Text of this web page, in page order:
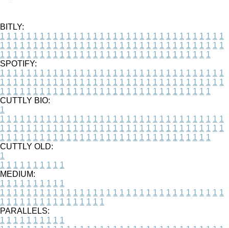
BITLY:
1 1 1 1 1 1 1 1 1 1 1 1 1 1 1 1 1 1 1 1 1 1 1 1 1 1 1 1 1 1 1 1 1 1
1 1 1 1 1 1 1 1 1 1 1 1 1 1 1 1 1 1 1 1 1 1 1 1 1 1 1 1 1 1 1 1 1 1
1 1 1 1 1 1 1 1 1 1 1 1 1 1 1 1 1 1 1 1 1 1 1 1 1 1 1 1 1 1 1 1
SPOTIFY:
1 1 1 1 1 1 1 1 1 1 1 1 1 1 1 1 1 1 1 1 1 1 1 1 1 1 1 1 1 1 1 1 1 1
1 1 1 1 1 1 1 1 1 1 1 1 1 1 1 1 1 1 1 1 1 1 1 1 1 1 1 1 1 1 1 1 1 1
1 1 1 1 1 1 1 1 1 1 1 1 1 1 1 1 1 1 1 1 1 1 1 1 1 1 1 1 1 1 1 1
CUTTLY BIO:
1
1 1 1 1 1 1 1 1 1 1 1 1 1 1 1 1 1 1 1 1 1 1 1 1 1 1 1 1 1 1 1 1 1 1
1 1 1 1 1 1 1 1 1 1 1 1 1 1 1 1 1 1 1 1 1 1 1 1 1 1 1 1 1 1 1 1 1 1
1 1 1 1 1 1 1 1 1 1 1 1 1 1 1 1 1 1 1 1 1 1 1 1 1 1 1 1 1 1 1 1
CUTTLY OLD:
1
1 1 1 1 1 1 1 1 1 1
MEDIUM:
1 1 1 1 1 1 1 1 1 1
1 1 1 1 1 1 1 1 1 1 1 1 1 1 1 1 1 1 1 1 1 1 1 1 1 1 1 1 1 1 1 1 1 1
1 1 1 1 1 1 1 1 1 1 1 1 1 1 1 1
PARALLELS:
1 1 1 1 1 1 1 1 1 1